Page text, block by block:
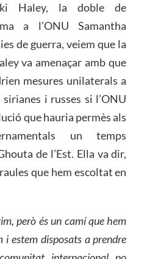
Haley, la doble de
a l’ONU Samantha
de guerra, veiem que la
va amenaçar amb que
mesures unilaterals a
i russes si l’ONU
que hauria permès als
un temps
de l’Est. Ella va dir,
que hem escoltat en
però és un camí que hem
i estem disposats a prendre